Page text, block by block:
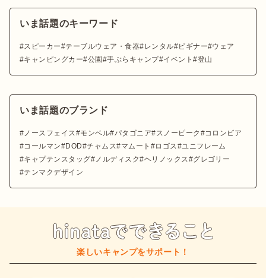
いま話題のキーワード
スピーカー テーブルウェア・食器 レンタル ビギナー
ウェア
キャンピングカー 公園 手ぶらキャンプ イベント 登山
いま話題のブランド
ノースフェイス モンベル パタゴニア スノーピーク
コロンビア
コールマン
DOD チャムス マムート ロゴス
ユニフレーム
キャプテンスタッグ
ノルディスク ヘリノックス
グレゴリー
テンマクデザイン
楽しいキャンプをサポート！